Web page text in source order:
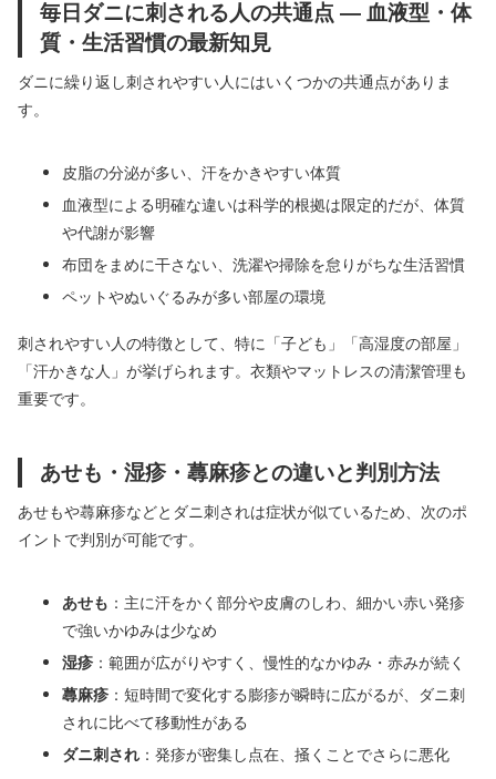
毎日ダニに刺される人の共通点 ― 血液型・体
質・生活習慣の最新知見
ダニに繰り返し刺されやすい人にはいくつかの共通点がありま
す。
皮脂の分泌が多い、汗をかきやすい体質
血液型による明確な違いは科学的根拠は限定的だが、体質
や代謝が影響
布団をまめに干さない、洗濯や掃除を怠りがちな生活習慣
ペットやぬいぐるみが多い部屋の環境
刺されやすい人の特徴として、特に「子ども」「高湿度の部屋」
「汗かきな人」が挙げられます。衣類やマットレスの清潔管理も
重要です。
あせも・湿疹・蕁麻疹との違いと判別方法
あせもや蕁麻疹などとダニ刺されは症状が似ているため、次のポ
イントで判別が可能です。
あせも ：主に汗をかく部分や皮膚のしわ、細かい赤い発疹
で強いかゆみは少なめ
湿疹 ：範囲が広がりやすく、慢性的なかゆみ・赤みが続く
蕁麻疹 ：短時間で変化する膨疹が瞬時に広がるが、ダニ刺
されに比べて移動性がある
ダニ刺され ：発疹が密集し点在、掻くことでさらに悪化